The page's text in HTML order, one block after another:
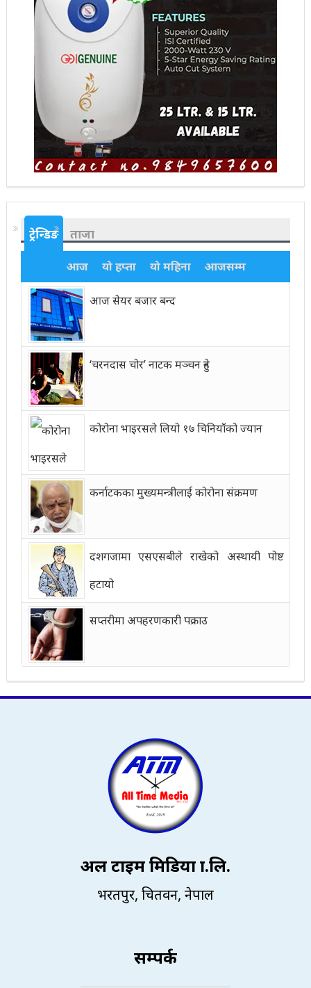
ट्रेन्डिङ ताजा
आज यो हप्ता यो महिना आजसम्म
आज सेयर बजार बन्द
‘चरनदास चोर’ नाटक मञ्चन हुने
कोरोना भाइरसले लियो १७ चिनियाँको ज्यान
कर्नाटकका मुख्यमन्त्रीलाई कोरोना संक्रमण
दशगजामा एसएसबीले राखेको अस्थायी पोष्ट
हटायो
सप्तरीमा अपहरणकारी पक्राउ
अल टाइम मिडिया प्रा.लि.
भरतपुर, चितवन, नेपाल
सम्पर्क